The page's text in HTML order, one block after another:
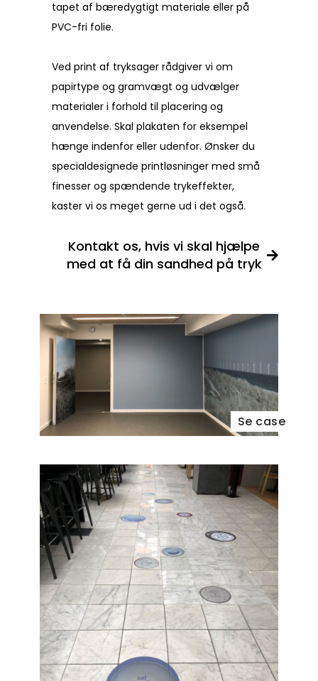
tapet af bæredygtigt materiale eller på
PVC-fri folie.
Ved print af tryksager rådgiver vi om
papirtype og gramvægt og udvælger
materialer i forhold til placering og
anvendelse. Skal plakaten for eksempel
hænge indenfor eller udenfor. Ønsker du
specialdesignede printløsninger med små
finesser og spændende trykeffekter,
kaster vi os meget gerne ud i det også.
Kontakt os, hvis vi skal hjælpe
med at få din sandhed på tryk
Se case